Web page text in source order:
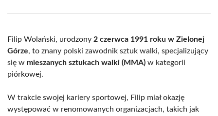
(Twitter)
Filip Wolański, urodzony 2 czerwca 1991 roku w Zielonej
Górze, to znany polski zawodnik sztuk walki, specjalizujący
się w mieszanych sztukach walki (MMA) w kategorii
piórkowej.
W trakcie swojej kariery sportowej, Filip miał okazję
występować w renomowanych organizacjach, takich jak